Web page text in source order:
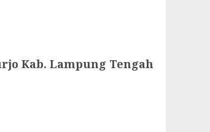
Kab. Lampung Tengah